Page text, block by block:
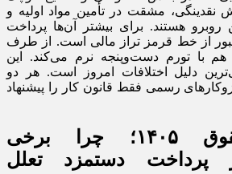
نقدینگی، مشقت در تأمین مواد اولیه و
هستند. برای بیشتر آن‌ها پرداخت
از خط قرمز تراز مالی‌ است. از طرف
هم با تورم دست‌وپنجه نرم می‌کند. این
دلیل اختلافات امروز است. هر دو
رسمی فقط قانون کار را پیشنهاد
چالش‌های حقوق ۱۴۰۵؛ چرا برخی
پرداخت دستمزد تعلل